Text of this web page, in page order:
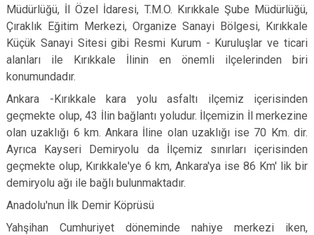
Müdürlüğü, İl Özel İdaresi, T.M.O. Kırıkkale Şube Müdürlüğü,
Çıraklık Eğitim Merkezi, Organize Sanayi Bölgesi, Kırıkkale
Küçük Sanayi Sitesi gibi Resmi Kurum - Kuruluşlar ve ticari
alanları ile Kırıkkale İlinin en önemli ilçelerinden biri
konumundadır.
Ankara -Kırıkkale kara yolu asfaltı ilçemiz içerisinden
geçmekte olup, 43 İlin bağlantı yoludur. İlçemizin İl merkezine
olan uzaklığı 6 km. Ankara İline olan uzaklığı ise 70 Km. dir.
Ayrıca Kayseri Demiryolu da İlçemiz sınırları içerisinden
geçmekte olup, Kırıkkale'ye 6 km, Ankara'ya ise 86 Km' lik bir
demiryolu ağı ile bağlı bulunmaktadır.
Anadolu'nun İlk Demir Köprüsü
Yahşihan Cumhuriyet döneminde nahiye merkezi iken,